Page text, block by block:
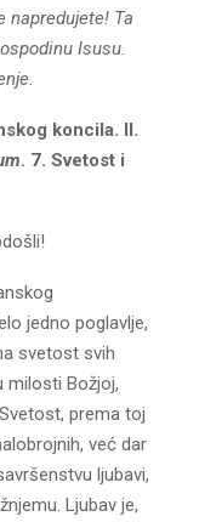
napredujete! Ta
Isusu.
koncila. II.
. 7. Svetost i
jedno poglavlje,
svetost svih
milosti Božjoj,
prema toj
već dar
ljubavi,
Ljubav je,